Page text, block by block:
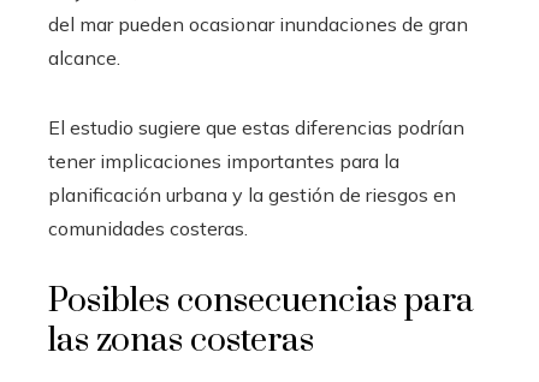
del mar pueden ocasionar inundaciones de gran
alcance.
El estudio sugiere que estas diferencias podrían
tener implicaciones importantes para la
planificación urbana y la gestión de riesgos en
comunidades costeras.
Posibles consecuencias para
las zonas costeras